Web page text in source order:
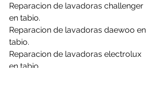
Reparacion de lavadoras challenger
en tabio.
Reparacion de lavadoras daewoo en
tabio.
Reparacion de lavadoras electrolux
en tabio.